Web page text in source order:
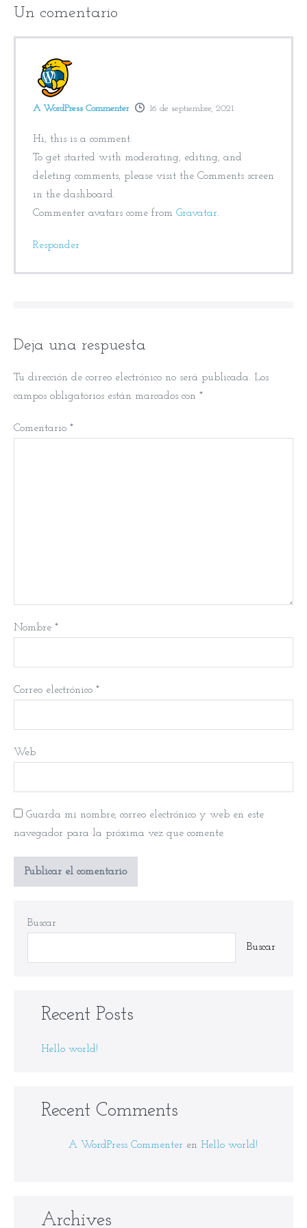
Un comentario
A WordPress Commenter 16 de septiembre, 2021
Hi, this is a comment.
To get started with moderating, editing, and
deleting comments, please visit the Comments screen
in the dashboard.
Commenter avatars come from Gravatar.
Responder
Deja una respuesta
Tu dirección de correo electrónico no será publicada. Los
campos obligatorios están marcados con *
Comentario *
Nombre *
Correo electrónico *
Web
Guarda mi nombre, correo electrónico y web en este
navegador para la próxima vez que comente.
Buscar
Buscar
Recent Posts
Hello world!
Recent Comments
A WordPress Commenter en Hello world!
Archives